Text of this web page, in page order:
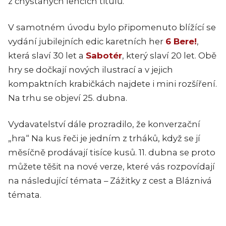
V samotném úvodu bylo připomenuto blížící se
vydání jubilejních edic karetních her 6 Bere!,
která slaví 30 let a Sabotér, který slaví 20 let. Obě
hry se dočkají nových ilustrací a v jejich
kompaktních krabičkách najdete i mini rozšíření.
Na trhu se objeví 25. dubna.
Vydavatelství dále prozradilo, že konverzační
„hra“ Na kus řeči je jedním z trháků, když se jí
měsíčně prodávají tisíce kusů. 11. dubna se proto
můžete těšit na nové verze, které vás rozpovídají
na následující témata – Zážitky z cest a Bláznivá
témata.